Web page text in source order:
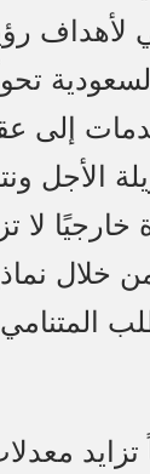
إلى
الأجل
خارجيًا
خلال
تزايد